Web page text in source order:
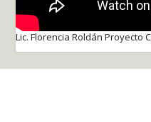
Lic. Florencia Roldán Proyecto